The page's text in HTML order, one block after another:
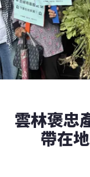
雲林褒忠
帶在